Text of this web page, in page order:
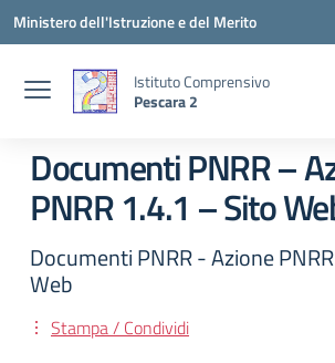
Vai ai contenuti
Vai al menu di navigazione
Vai al footer
Ministero dell'Istruzione e del Merito
Istituto Comprensivo
Pescara 2
Documenti PNRR –
PNRR 1.4.1 – Sito
Documenti PNRR - Azione
Web
Stampa / Condividi